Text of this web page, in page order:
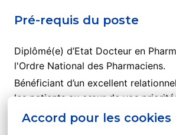
Accord pour les cookies
Pré-requis du poste
Diplômé(e) d’Etat Docteur en
l'Ordre National des Pharmaciens.
Bénéficiant d’un excellent
les patients au cœur de vos
preuve d’une écoute attentive.